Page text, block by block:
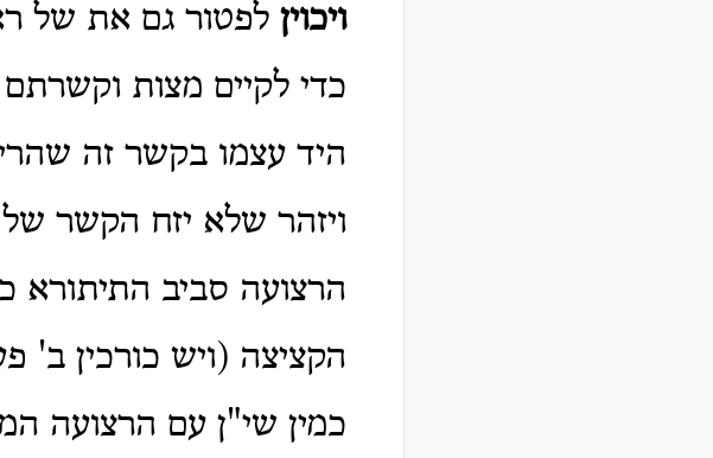
ויכוין לפטור גם את של
כדי לקיים מצות
היד עצמו בקשר זה
ויזהר שלא יזח הקשר
הרצועה סביב התיתורא
הקציצה (ויש כורכין ב'
כמין שי"ן עם הרצועה